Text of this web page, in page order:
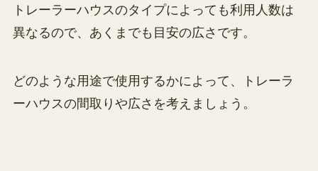
トレーラーハウスのタイプによっても利用人数は
異なるので、あくまでも目安の広さです。
どのような用途で使用するかによって、トレーラ
ーハウスの間取りや広さを考えましょう。